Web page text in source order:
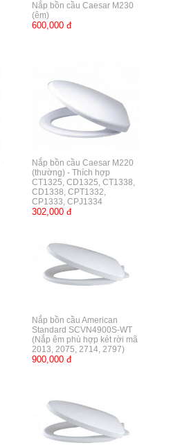
Nắp bồn cầu Caesar M230
(êm)
600,000 đ
Nắp bồn cầu Caesar M220
(thường) - Thích hợp
CT1325, CD1325, CT1338,
CD1338, CPT1332,
CP1333, CPJ1334
302,000 đ
Nắp bồn cầu American
Standard SCVN4900S-WT
(Nắp êm phù hợp két rời mã
2013, 2075, 2714, 2797)
900,000 đ